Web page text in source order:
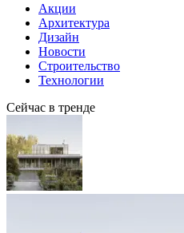
Акции
Архитектура
Дизайн
Новости
Строительство
Технологии
Сейчас в тренде